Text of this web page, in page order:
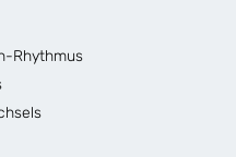
Rhythmus